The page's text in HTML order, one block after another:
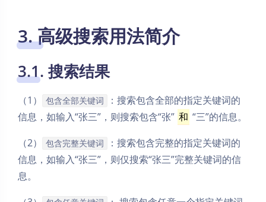
3. 高级搜索用法简介
3.1. 搜索结果
（1） 包含全部关键词
：搜索包含全部的指定关键词的
信息，如输入“张三”，则搜索包含“张” 和 “三”的信息。
（2）
包含完整关键词
：搜索包含完整的指定关键词的
信息，如输入“张三”，则仅搜索“张三”完整关键词的信
息。